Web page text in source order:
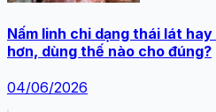
Nấm linh chi dạng thái lát
hơn, dùng thế nào cho đúng?
04/06/2026